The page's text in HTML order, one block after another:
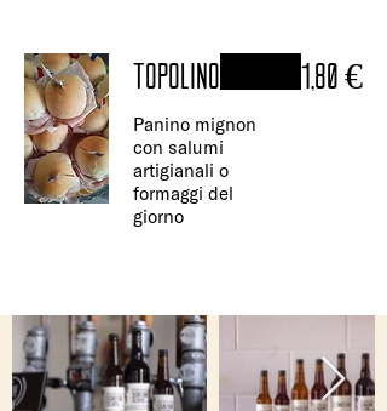
TOPOLINO
Panino mignon
con salumi
artigianali o
formaggi del
giorno
1,80 €